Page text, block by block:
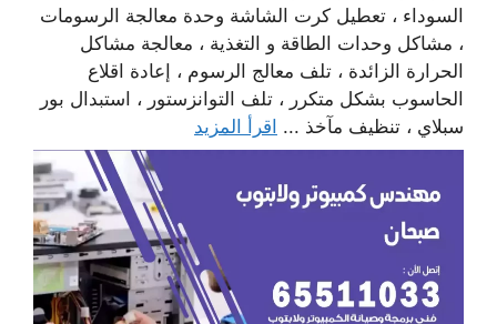
السوداء ، تعطيل كرت الشاشة وحدة معالجة الرسومات
، مشاكل وحدات الطاقة و التغذية ، معالجة مشاكل
الحرارة الزائدة ، تلف معالج الرسوم ، إعادة اقلاع
الحاسوب بشكل متكرر ، تلف التوانزستور ، استبدال بور
سبلاي ، تنظيف مآخذ ... اقرأ المزيد